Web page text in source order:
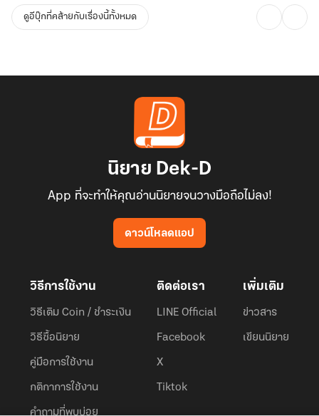
ดูอีบุ๊กที่คล้ายกับเรื่องนี้ทั้งหมด
นิยาย Dek-D
App ที่จะทำให้คุณอ่านนิยายจนวางมือถือไม่ลง!
ดาวน์โหลดแอป
วิธีการใช้งาน
วิธีเติม Coin / ชำระเงิน
วิธีซื้อนิยาย
คู่มือการใช้งาน
กติกาการใช้งาน
คำถามที่พบบ่อย
ติดต่อเรา
LINE Official
Facebook
X
Tiktok
เพิ่มเติม
ข่าวสาร
เขียนนิยาย